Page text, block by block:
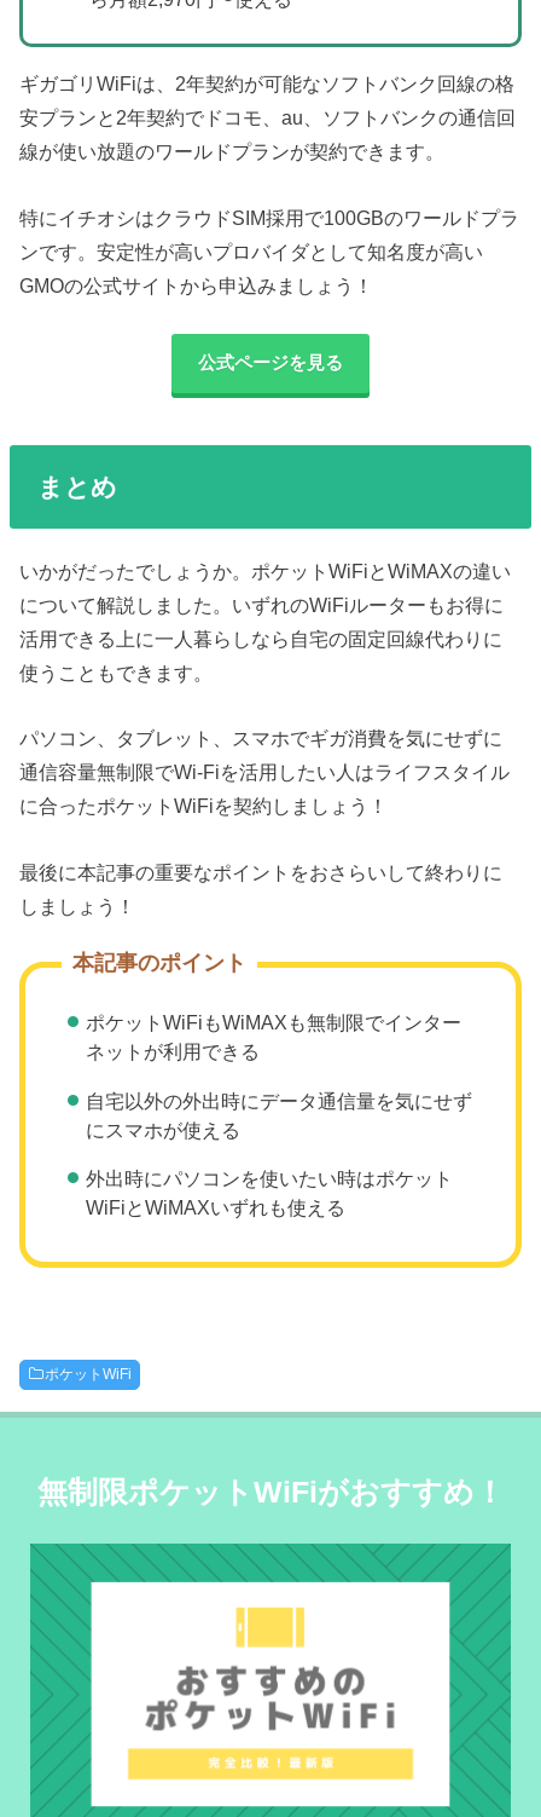
ギガゴリWiFiは、2年契約が可能なソフトバンク回線の格
安プランと2年契約でドコモ、au、ソフトバンクの通信回
線が使い放題のワールドプランが契約できます。
特にイチオシはクラウドSIM採用で100GBのワールドプラ
ンです。安定性が高いプロバイダとして知名度が高い
GMOの公式サイトから申込みましょう！
公式ページを見る
まとめ
いかがだったでしょうか。ポケットWiFiとWiMAXの違い
について解説しました。いずれのWiFiルーターもお得に
活用できる上に一人暮らしなら自宅の固定回線代わりに
使うこともできます。
パソコン、タブレット、スマホでギガ消費を気にせずに
通信容量無制限でWi-Fiを活用したい人はライフスタイル
に合ったポケットWiFiを契約しましょう！
最後に本記事の重要なポイントをおさらいして終わりに
しましょう！
本記事のポイント
ポケットWiFiもWiMAXも無制限でインター
ネットが利用できる
自宅以外の外出時にデータ通信量を気にせず
にスマホが使える
外出時にパソコンを使いたい時はポケット
WiFiとWiMAXいずれも使える
ポケットWiFi
無制限ポケットWiFiがおすすめ！